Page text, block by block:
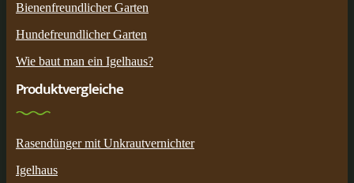
Bienenfreundlicher Garten
Hundefreundlicher Garten
Wie baut man ein Igelhaus?
Produktvergleiche
Rasendünger mit Unkrautvernichter
Igelhaus